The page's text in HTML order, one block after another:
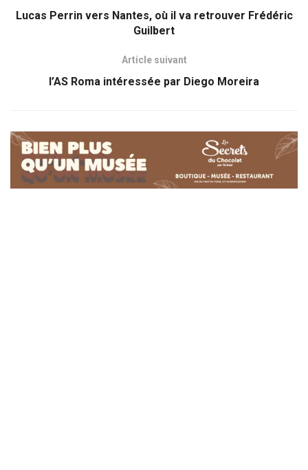
Lucas Perrin vers Nantes, où il va retrouver Frédéric
Guilbert
Article suivant
l’AS Roma intéressée par Diego Moreira